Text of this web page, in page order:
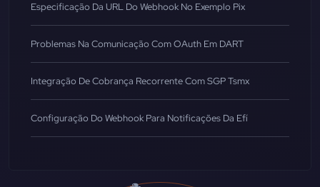
Especificação Da URL Do Webhook No Exemplo Pix
Problemas Na Comunicação Com OAuth Em DART
Integração De Cobrança Recorrente Com SGP Tsmx
Configuração Do Webhook Para Notificações Da Efí